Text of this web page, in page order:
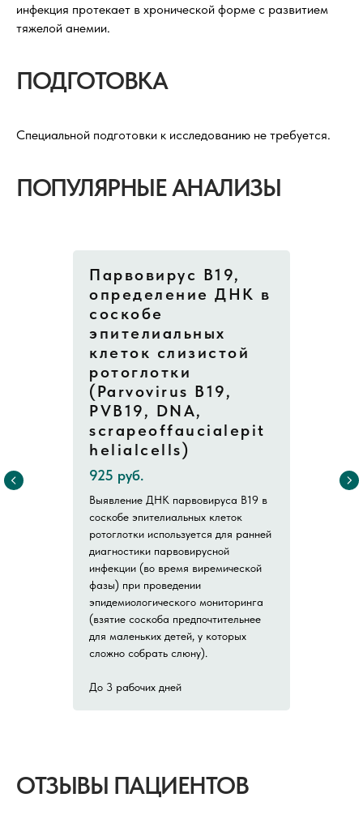
инфекция протекает в хронической форме с развитием
тяжелой анемии.
ПОДГОТОВКА
Специальной подготовки к исследованию не требуется.
ПОПУЛЯРНЫЕ АНАЛИЗЫ
Парвовирус В19,
определение ДНК в
соскобе
эпителиальных
клеток слизистой
ротоглотки
(Parvovirus В19,
PVB19, DNA,
scrapeoffaucialepit
helialcells)
925 руб.
Выявление ДНК парвовируса В19 в
соскобе эпителиальных клеток
ротоглотки используется для ранней
диагностики парвовирусной
инфекции (во время виремической
фазы) при проведении
эпидемиологического мониторинга
(взятие соскоба предпочтительнее
для маленьких детей, у которых
сложно собрать слюну).
До 3 рабочих дней
ОТЗЫВЫ ПАЦИЕНТОВ